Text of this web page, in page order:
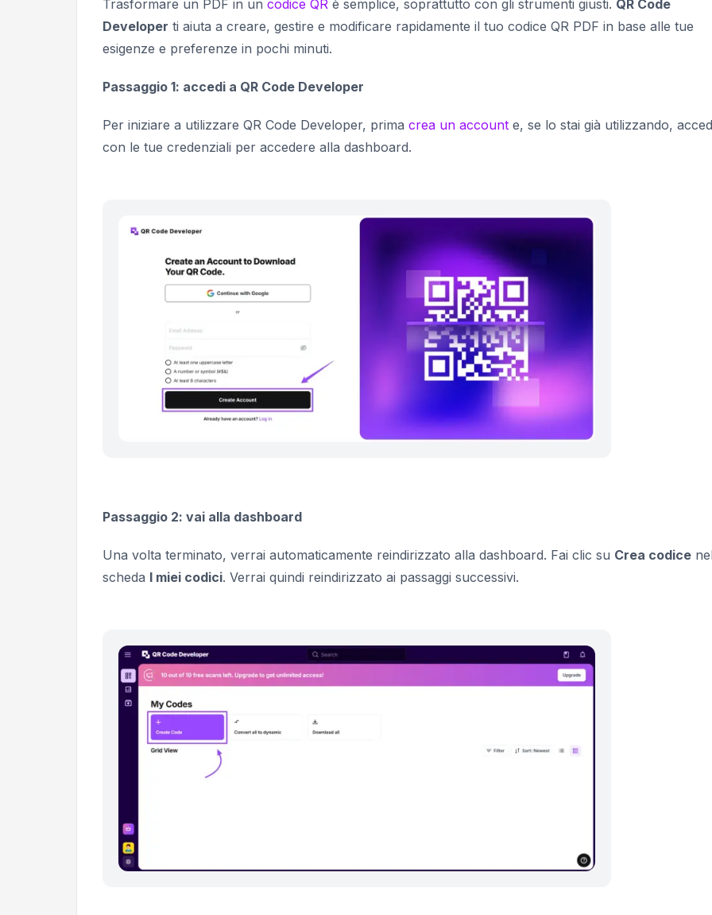
Trasformare un PDF in un codice QR è semplice, soprattutto con gli strumenti giusti. QR Code
Developer ti aiuta a creare, gestire e modificare rapidamente il tuo codice QR PDF in base alle tue
esigenze e preferenze in pochi minuti.
Passaggio 1: accedi a QR Code Developer
Per iniziare a utilizzare QR Code Developer, prima crea un account e, se lo stai già utilizzando,
con le tue credenziali per accedere alla dashboard.
Passaggio 2: vai alla dashboard
Una volta terminato, verrai automaticamente reindirizzato alla dashboard. Fai clic su Crea codice
scheda I miei codici. Verrai quindi reindirizzato ai passaggi successivi.